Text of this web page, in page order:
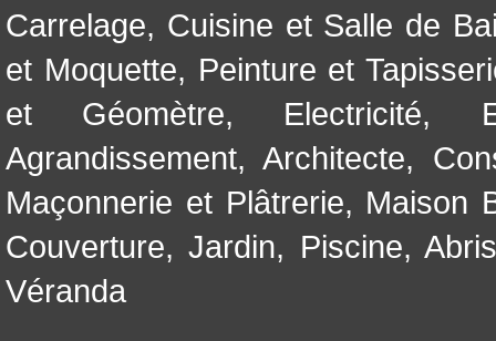
Carrelage, Cuisine et Salle de
et Moquette, Peinture et
et Géomètre, Electricité,
Agrandissement, Architecte,
Maçonnerie et Plâtrerie, Maison
Couverture,Jardin, Piscine,
Véranda